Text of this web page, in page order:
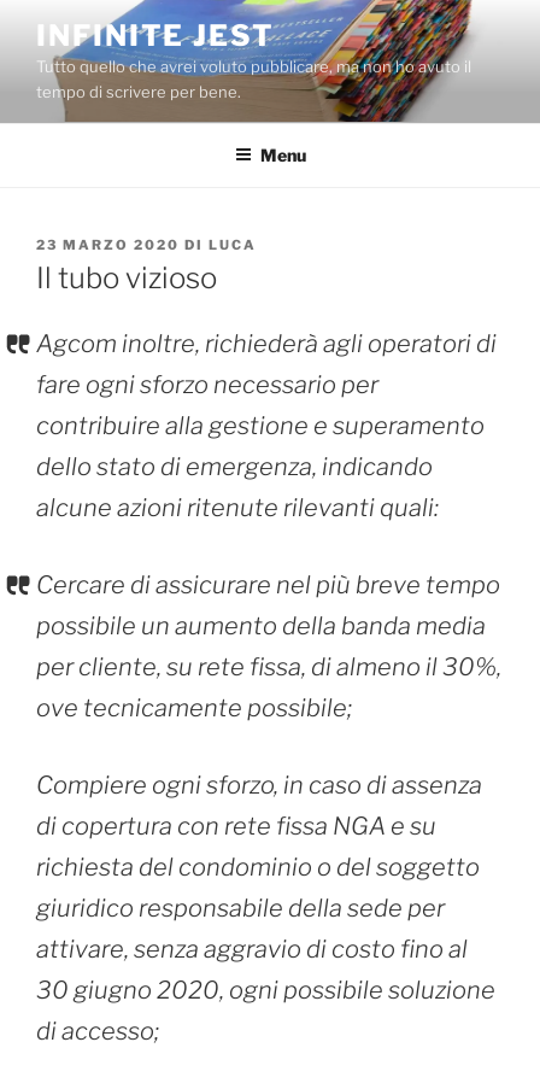
contenuto
INFINITE JEST
Tutto quello che avrei voluto pubblicare, ma non ho avuto il
tempo di scrivere per bene.
Menu
PUBBLICATO
IL
23 MARZO 2020 DI LUCA
Il tubo vizioso
Agcom inoltre, richiederà agli operatori di
fare ogni sforzo necessario per
contribuire alla gestione e superamento
dello stato di emergenza, indicando
alcune azioni ritenute rilevanti quali:
Cercare di assicurare nel più breve tempo
possibile un aumento della banda media
per cliente, su rete fissa, di almeno il 30%,
ove tecnicamente possibile;
Compiere ogni sforzo, in caso di assenza
di copertura con rete fissa NGA e su
richiesta del condominio o del soggetto
giuridico responsabile della sede per
attivare, senza aggravio di costo fino al
30 giugno 2020, ogni possibile soluzione
di accesso;